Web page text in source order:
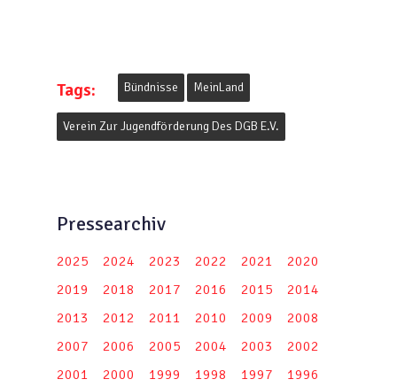
Tags: Bündnisse MeinLand
Verein Zur Jugendförderung Des DGB E.V.
Pressearchiv
2025 2024 2023 2022 2021
2020
2019
2018 2017 2016 2015
2014
2013
2012 2011 2010 2009
2008
2007
2006 2005 2004 2003
2002
2001
2000 1999 1998 1997 1996